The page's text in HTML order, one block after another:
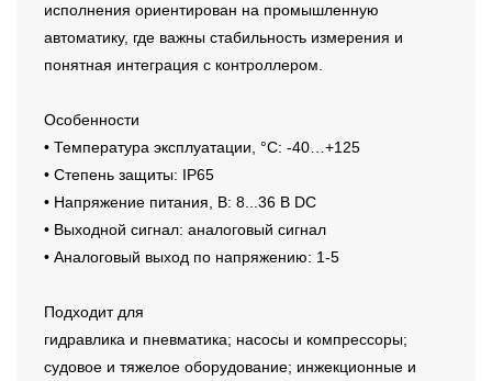
исполнения ориентирован на промышленную
автоматику, где важны стабильность измерения и
понятная интеграция с контроллером.
Особенности
• Температура эксплуатации, °C: -40…+125
• Степень защиты: IP65
• Напряжение питания, В: 8...36 В DC
• Выходной сигнал: аналоговый сигнал
• Аналоговый выход по напряжению: 1-5
Подходит для
гидравлика и пневматика; насосы и компрессоры;
судовое и тяжелое оборудование; инжекционные и